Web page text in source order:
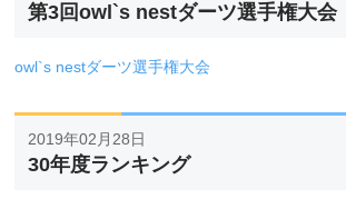
第3回owl`s nestダーツ選手権大会
owl`s nestダーツ選手権大会
2019年02月28日
30年度ランキング